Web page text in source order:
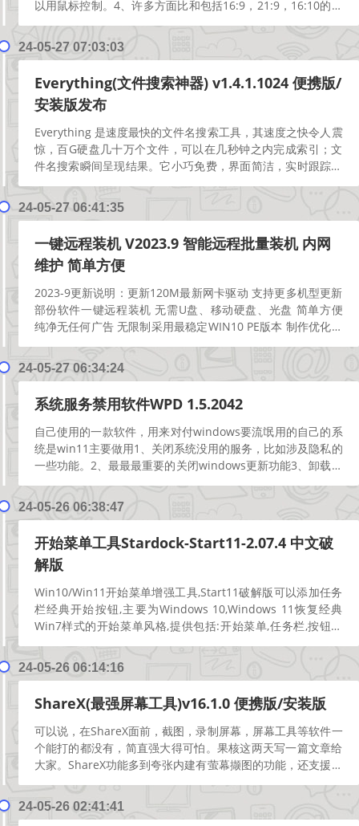
以用鼠标控制。4、许多方面比和包括16:9，21:9，16:10的原
生分辨率支持4:3。5、支持多监控环境...[阅读更多]
24-05-27 07:03:03
Everything(文件搜索神器) v1.4.1.1024 便携版/
安装版发布
Everything 是速度最快的文件名搜索工具，其速度之快令人震
惊，百G硬盘几十万个文件，可以在几秒钟之内完成索引；文
件名搜索瞬间呈现结果。它小巧免费，界面简洁，实时跟踪更
新，轻松分享文件索引，支持通配符、正则表达...[阅读更多]
24-05-27 06:41:35
一键远程装机 V2023.9 智能远程批量装机 内网
维护 简单方便
2023-9更新说明：更新120M最新网卡驱动 支持更多机型更新
部份软件一键远程装机 无需U盘、移动硬盘、光盘 简单方便
纯净无任何广告 无限制采用最稳定WIN10 PE版本 制作优化可
用于一次安装多台电脑系统 局域...[阅读更多]
24-05-27 06:34:24
系统服务禁用软件WPD 1.5.2042
自己使用的一款软件，用来对付windows要流氓用的自己的系
统是win11主要做用1、关闭系统没用的服务，比如涉及隐私的
一些功能。2、最最最重要的关闭windows更新功能3、卸载系
统应用尤其是隐藏服务比如自己完全用...[阅读更多]
24-05-26 06:38:47
开始菜单工具Stardock-Start11-2.07.4 中文破
解版
Win10/Win11开始菜单增强工具,Start11破解版可以添加任务
栏经典开始按钮,主要为Windows 10,Windows 11恢复经典
Win7样式的开始菜单风格,提供包括:开始菜单,任务栏,按钮样
式,菜单操...[阅读更多]
24-05-26 06:14:16
ShareX(最强屏幕工具)v16.1.0 便携版/安装版
可以说，在ShareX面前，截图，录制屏幕，屏幕工具等软件一
个能打的都没有，简直强大得可怕。果核这两天写一篇文章给
大家。ShareX功能多到夸张内建有萤幕撷图的功能，还支援圆
角方形、椭圆形、三角形、多边形等等的撷取范...[阅读更多]
24-05-26 02:41:41